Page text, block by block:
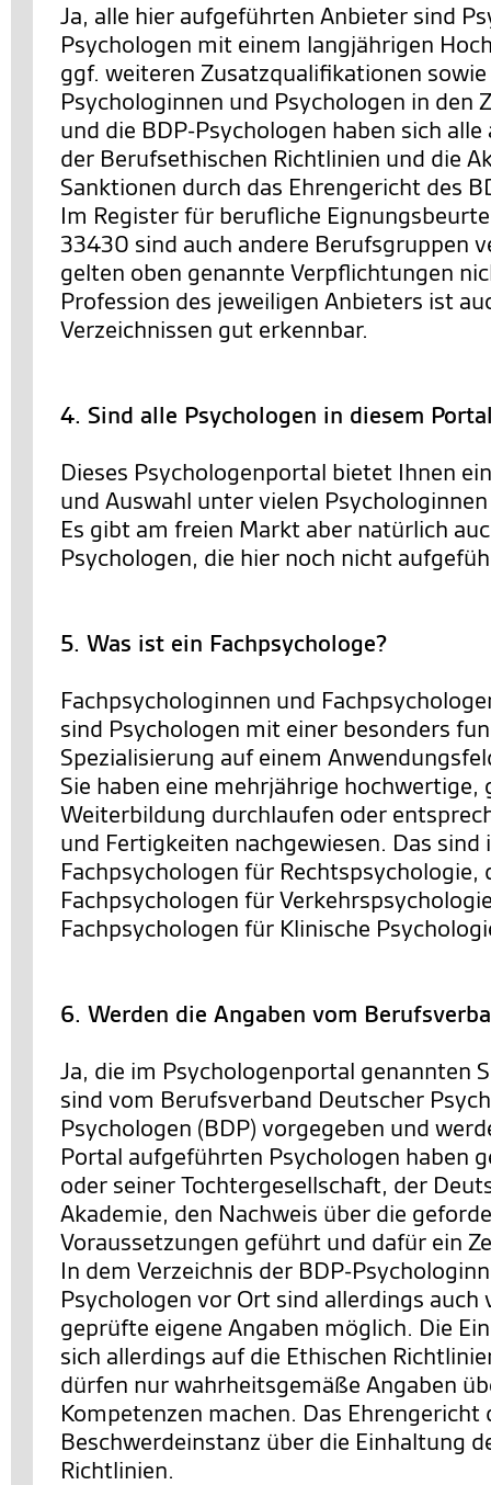
Ja, alle hier aufgeführten Anbieter sind
Psychologen mit einem langjährigen
ggf. weiteren Zusatzqualifikationen
Psychologinnen und Psychologen in den
und die BDP-Psychologen haben sich
der Berufsethischen Richtlinien und die
Sanktionen durch das Ehrengericht des
Im Register für berufliche
33430 sind auch andere Berufsgruppen
gelten oben genannte Verpflichtungen
Profession des jeweiligen Anbieters ist
Verzeichnissen gut erkennbar.
4. Sind alle Psychologen in diesem
Dieses Psychologenportal bietet Ihnen
und Auswahl unter vielen
Es gibt am freien Markt aber natürlich
Psychologen, die hier noch nicht
5. Was ist ein Fachpsychologe?
Fachpsychologinnen und
sind Psychologen mit einer besonders
Spezialisierung auf einem
Sie haben eine mehrjährige hochwertige,
Weiterbildung durchlaufen oder
und Fertigkeiten nachgewiesen. Das sind
Fachpsychologen für Rechtspsychologie,
Fachpsychologen für
Fachpsychologen für Klinische
6. Werden die Angaben vom
Ja, die im Psychologenportal genannten
sind vom Berufsverband Deutscher
Psychologen (BDP) vorgegeben und
Portal aufgeführten Psychologen haben
oder seiner Tochtergesellschaft, der
Akademie, den Nachweis über die
Voraussetzungen geführt und dafür ein
In dem Verzeichnis der BDP-
Psychologen vor Ort sind allerdings auch
geprüfte eigene Angaben möglich. Die
sich allerdings auf die Ethischen
dürfen nur wahrheitsgemäße Angaben
Kompetenzen machen. Das Ehrengericht
Beschwerdeinstanz über die Einhaltung
Richtlinien.